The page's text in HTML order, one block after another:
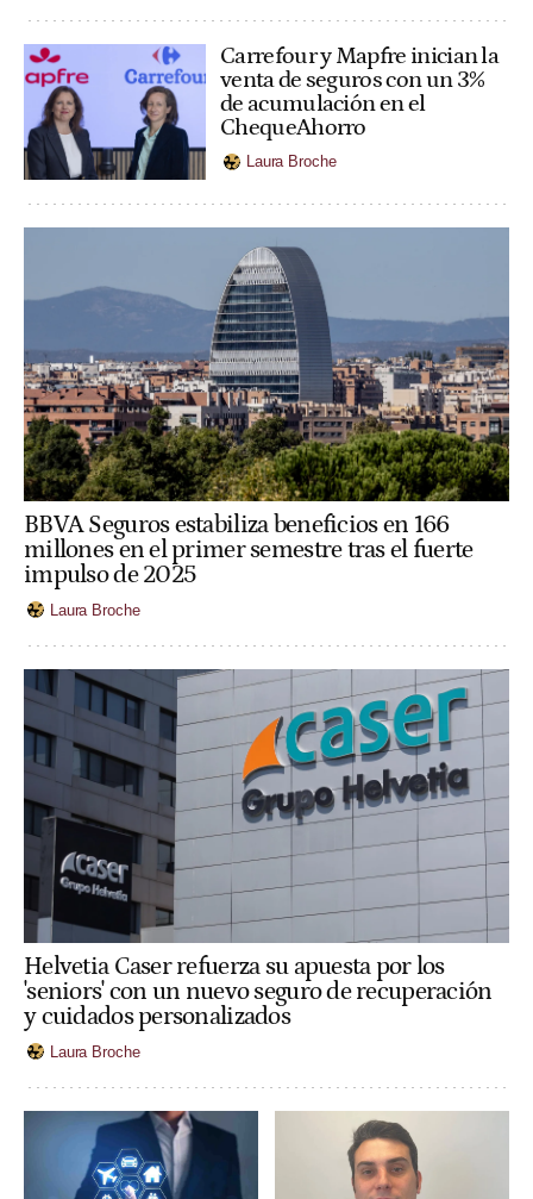
Carrefour y Mapfre inician la
venta de seguros con un 3%
de acumulación en el
ChequeAhorro
Laura Broche
BBVA Seguros estabiliza beneficios en 166
millones en el primer semestre tras el fuerte
impulso de 2025
Laura Broche
Helvetia Caser refuerza su apuesta por los
'seniors' con un nuevo seguro de recuperación
y cuidados personalizados
Laura Broche